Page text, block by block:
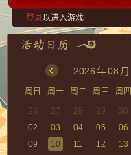
登录以进入游戏
2026年08 月
周日 周一 周二 周三 周四
26
27 28 29 30
02
03 04 05 06
09
10 11 12 13